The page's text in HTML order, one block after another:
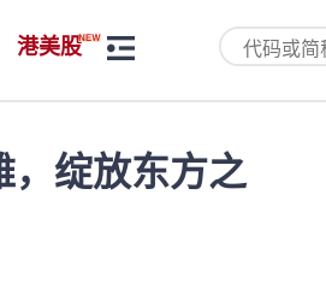
港美股
，绽放东方之